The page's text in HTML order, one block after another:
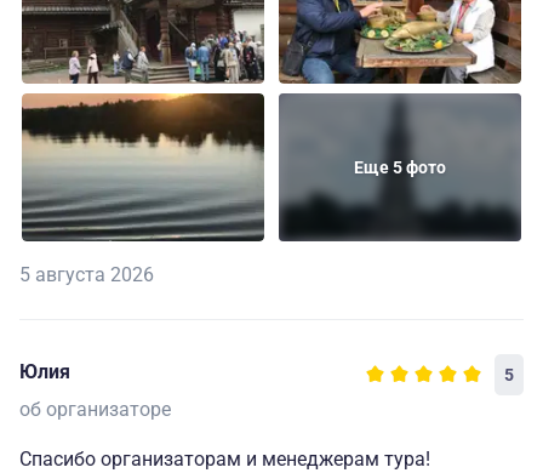
Еще 5 фото
5 августа 2026
Юлия 5
об организаторе
Спасибо организаторам и менеджерам тура!